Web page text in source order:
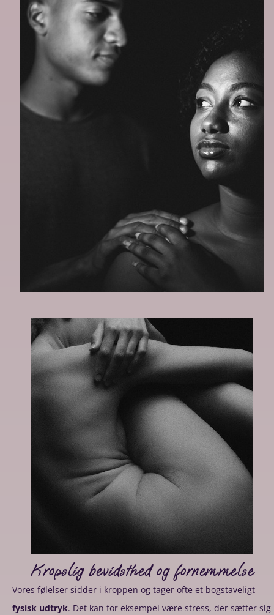
Kropslig bevidsthed og fornemmelse
Vores følelser sidder i kroppen og tager ofte et bogstaveligt
fysisk udtryk. Det kan for eksempel være stress, der sætter sig